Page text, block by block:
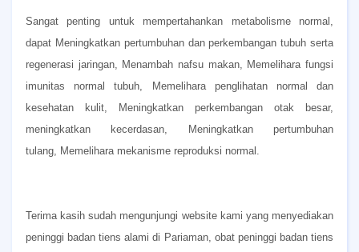
Sangat penting untuk mempertahankan metabolisme normal,
dapat Meningkatkan pertumbuhan dan perkembangan tubuh serta
regenerasi jaringan,
Menambah nafsu makan,
Memelihara fungsi
imunitas normal tubuh,
Memelihara penglihatan normal dan
kesehatan kulit,
Meningkatkan perkembangan otak besar,
meningkatkan kecerdasan,
Meningkatkan pertumbuhan
tulang,
Memelihara mekanisme reproduksi normal.
Terima kasih sudah mengunjungi website kami yang menyediakan
peninggi badan tiens alami di Pariaman, obat peninggi badan tiens